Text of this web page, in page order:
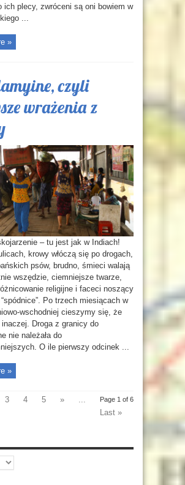
ich plecy, zwróceni są oni bowiem w
...
»
czyli
wrażenia z
– tu jest jak w Indiach!
krowy włóczą się po drogach,
psów, brudno, śmieci walają
wszędzie, ciemniejsze twarze,
religijne i faceci noszący
Po trzech miesiącach w
wschodniej cieszymy się, że
Droga z granicy do
nie należała do
O ile pierwszy odcinek ...
»
Page 1 of 6
3 4 5 »
...
Last »